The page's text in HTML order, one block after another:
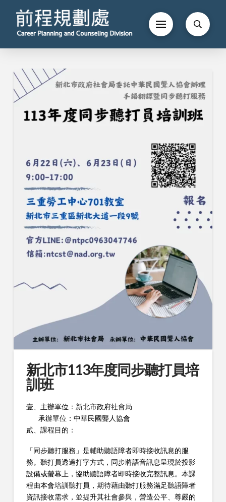
新北市113年度同步聽打員培
訓班
壹、主辦單位：新北市政府社會局
承辦單位：中華民國聾人協會
貳、課程目的：
「同步聽打服務」是輔助聽語障者即時接收訊息的服
務。聽打員透過打字方式，同步將語音訊息呈現於投影
設備或螢幕上，協助聽語障者即時接收完整訊息。本課
程由本會培訓聽打員，期待藉由聽打服務滿足聽語障者
資訊接收需求，並提升其社會參與，營造公平、尊嚴的